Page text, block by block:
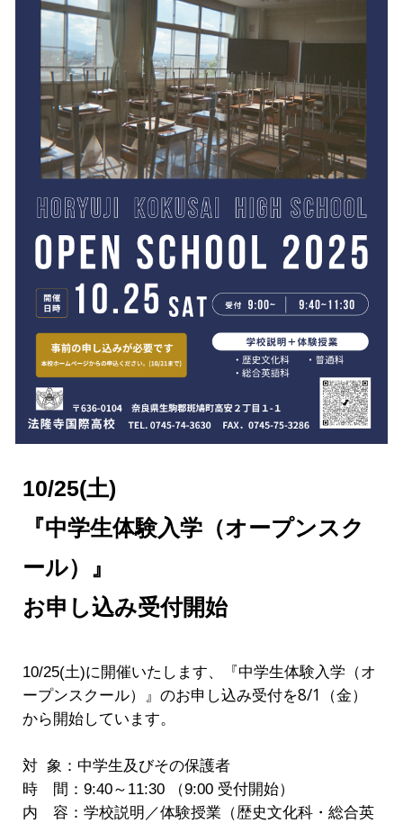
10/25(土)
『中学生体験入学（オープンスク
ール）』
お申し込み受付開始
10/25(土)に開催いたします、『中学生体験入学（オ
ープンスクール）』のお申し込み受付を8/1（金）
から 開始しています。
対 象： 中学生及びその保護者
時 間：9:40～11:30 （9:00 受付開始）
内 容：学校説明／体験授業（歴史文化科・総合英